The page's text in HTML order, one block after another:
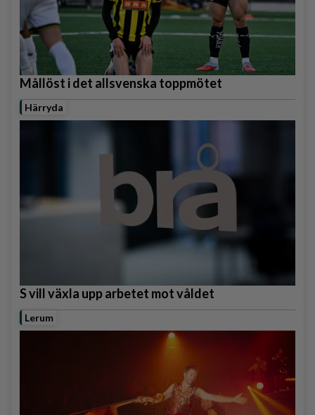
Mållöst i det allsvenska toppmötet
Härryda
S vill växla upp arbetet mot våldet
Lerum